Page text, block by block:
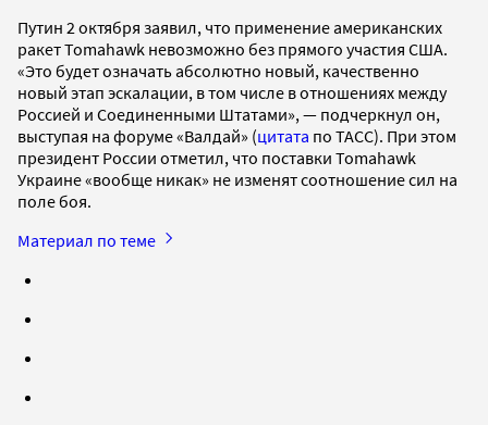
Путин 2 октября заявил, что применение американских
ракет Tomahawk невозможно без прямого участия США.
«Это будет означать абсолютно новый, качественно
новый этап эскалации, в том числе в отношениях между
Россией и Соединенными Штатами», — подчеркнул он,
выступая на форуме «Валдай» (цитата по ТАСС). При этом
президент России отметил, что поставки Tomahawk
Украине «вообще никак» не изменят соотношение сил на
поле боя.
Материал по теме